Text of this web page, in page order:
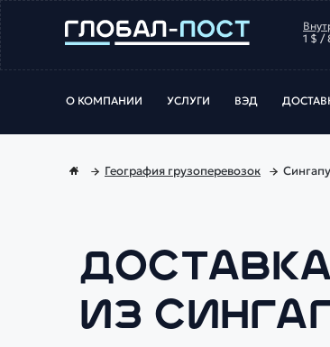
1 $ /
О КОМПАНИИ УСЛУГИ ВЭД
География грузоперевозок
ИЗ